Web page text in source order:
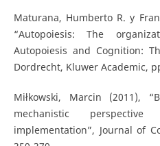
Maturana, Humberto R. y
“Autopoiesis: The
Autopoiesis and Cognition:
Dordrecht, Kluwer Academic,
Miłkowski, Marcin (2011),
mechanistic
implementation”, Journal of